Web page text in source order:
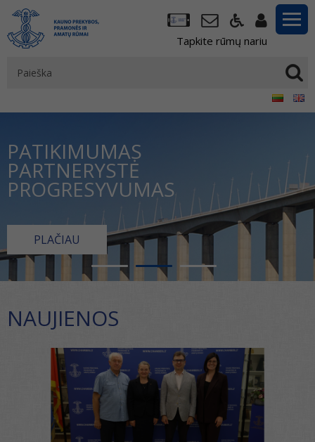
Tapkite rūmų nariu
PATIKIMUMAS
PARTNERYSTĖ
PROGRESYVUMAS
PLAČIAU
NAUJIENOS